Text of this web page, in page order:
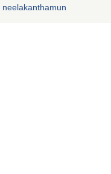
neelakanthamun